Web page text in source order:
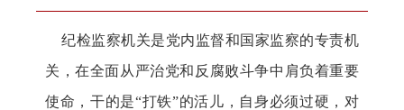
纪检监察机关是党内监督和国家监察的专责机
关，在全面从严治党和反腐败斗争中肩负着重要
使命，干的是“打铁”的活儿，自身必须过硬，对